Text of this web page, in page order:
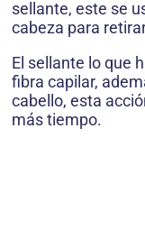
sellante, este se
cabeza para
El sellante lo que
fibra capilar,
cabello, esta
más tiempo.